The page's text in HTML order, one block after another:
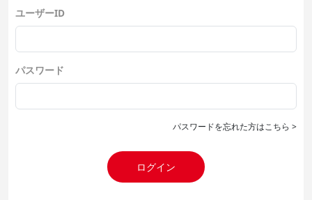
ユーザーID
パスワード
パスワードを忘れた方はこちら >
ログイン